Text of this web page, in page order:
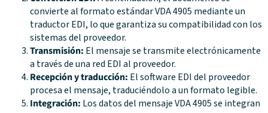
convierte al formato estándar VDA 4905 mediante un
traductor EDI, lo que garantiza su compatibilidad con los
sistemas del proveedor.
Transmisión: El mensaje se transmite electrónicamente
a través de una red EDI al proveedor.
Recepción y traducción: El software EDI del proveedor
procesa el mensaje, traduciéndolo a un formato legible.
Integración: Los datos del mensaje VDA 4905 se integran